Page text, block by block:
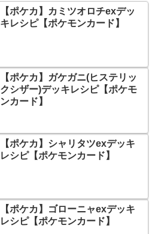
【ポケカ】カミツオロチexデッ
キレシピ【ポケモンカード】
【ポケカ】ガケガニ(ヒステリッ
クシザー)デッキレシピ【ポケモ
ンカード】
【ポケカ】シャリタツexデッキ
レシピ【ポケモンカード】
【ポケカ】ゴローニャexデッキ
レシピ【ポケモンカード】